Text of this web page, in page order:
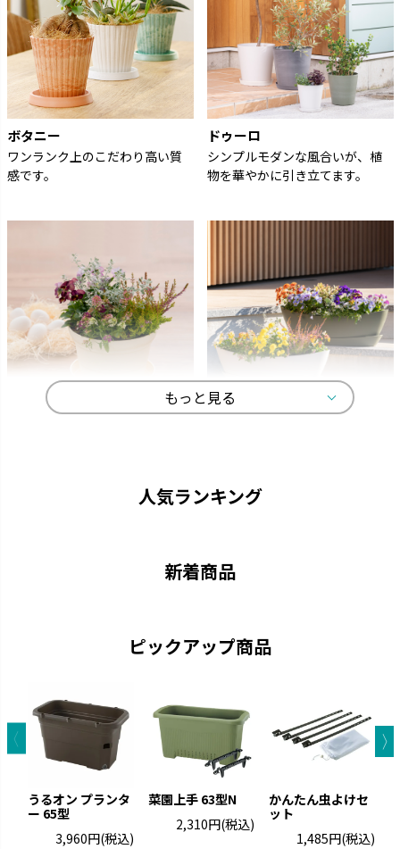
ボタニー
ワンランク上のこだわり高い質
感です。
ドゥーロ
シンプルモダンな風合いが、植
物を華やかに引き立てます。
グレーニー
ペイントした手作りの風合いで
す。
クロレラの恵み
クロレラの効果で植物の生長を
サポートします。
もっと見る
人気ランキング
新着商品
ピックアップ商品
うるオン プランタ
ー 65型
3,960円(税込)
菜園上手 63型N
2,310円(税込)
かんたん虫よけセ
ット
1,485円(税込)